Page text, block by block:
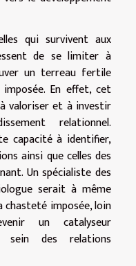
qui survivent aux
de se limiter à
un terreau fertile
En effet, cet
valoriser et à investir
relationnel.
capacité à identifier,
ainsi que celles des
Un spécialiste des
serait à même
chasteté imposée, loin
un catalyseur
sein des relations